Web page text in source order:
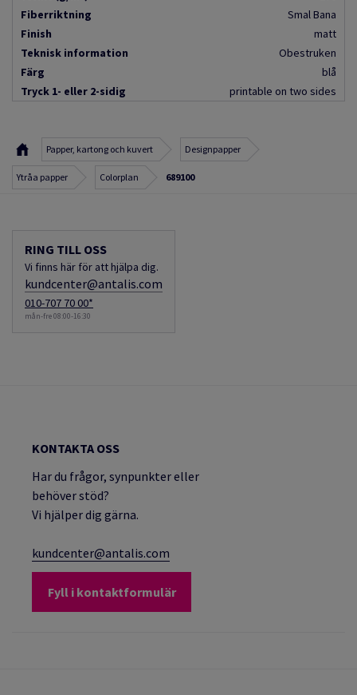
Fiberriktning
Smal Bana
Finish
matt
Teknisk information
Obestruken
Färg
blå
Tryck 1- eller 2-sidig
printable on two sides
Papper, kartong och kuvert Designpapper
Ytråa papper Colorplan 689100
RING TILL OSS
Vi finns här för att hjälpa dig.
kundcenter@antalis.com
010-707 70 00*
mån-fre 08:00-16:30
KONTAKTA OSS
Har du frågor, synpunkter eller
behöver stöd?
Vi hjälper dig gärna.
kundcenter@antalis.com
Fyll i kontaktformulär